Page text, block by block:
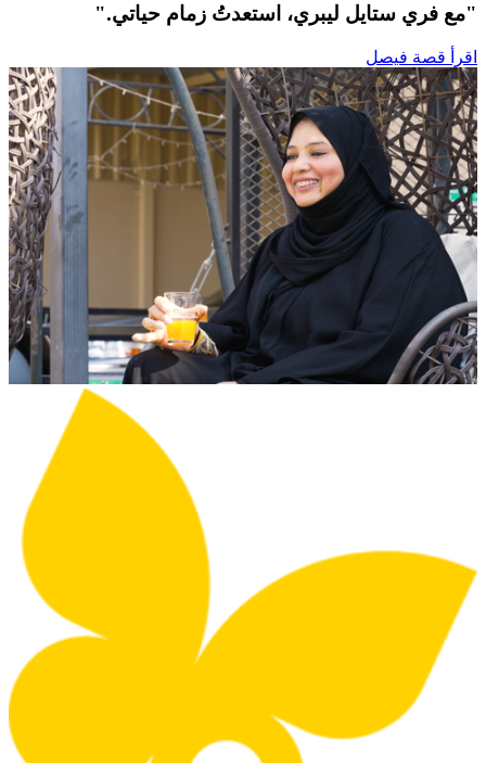
"مع فري ستايل ليبري، استعدتُ زمام حياتي."
اقرأ قصة فيصل